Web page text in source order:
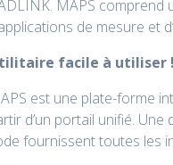
MAPS
de mesure et
facile à utiliser !
est une plate-forme
d’un portail unifié.
fournissent toutes les